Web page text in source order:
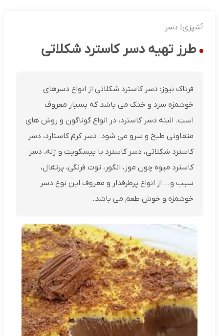
آشپزی| دسر
طرز تهیه دسر کاسترد شکلاتی
فرتاک نیوز: دسر کاسترد شکلاتی از انواع دسرهای
خوشمزه سرد و خنک می باشد که بسیار معروف
است. البته دسر کاسترد، در انواع گوناگون و روش‌ های
متفاوتی طبخ و سرو می‌ شود. دسر کرم کاستارد، دسر
کاسترد شکلاتی، دسر کاسترد با بیسکویت و ژله، دسر
کاسترد میوه چون موز، انگور، توت فرنگی، پرتقال،
سیب و… از انواع پرطرفدار و معروف این نوع دسر
خوشمزه و خوش طعم می باشد.